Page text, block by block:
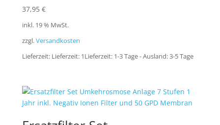
37,95 €
inkl. 19 % MwSt.
zzgl.Versandkosten
Lieferzeit: Lieferzeit: 1Lieferzeit: 1-3 Tage - Ausland: 3-5 Tage